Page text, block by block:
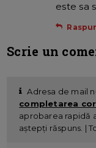
este sa
Scrie un
Adresa de mail
completarea
aprobarea rapidă
aștepți răspuns. |